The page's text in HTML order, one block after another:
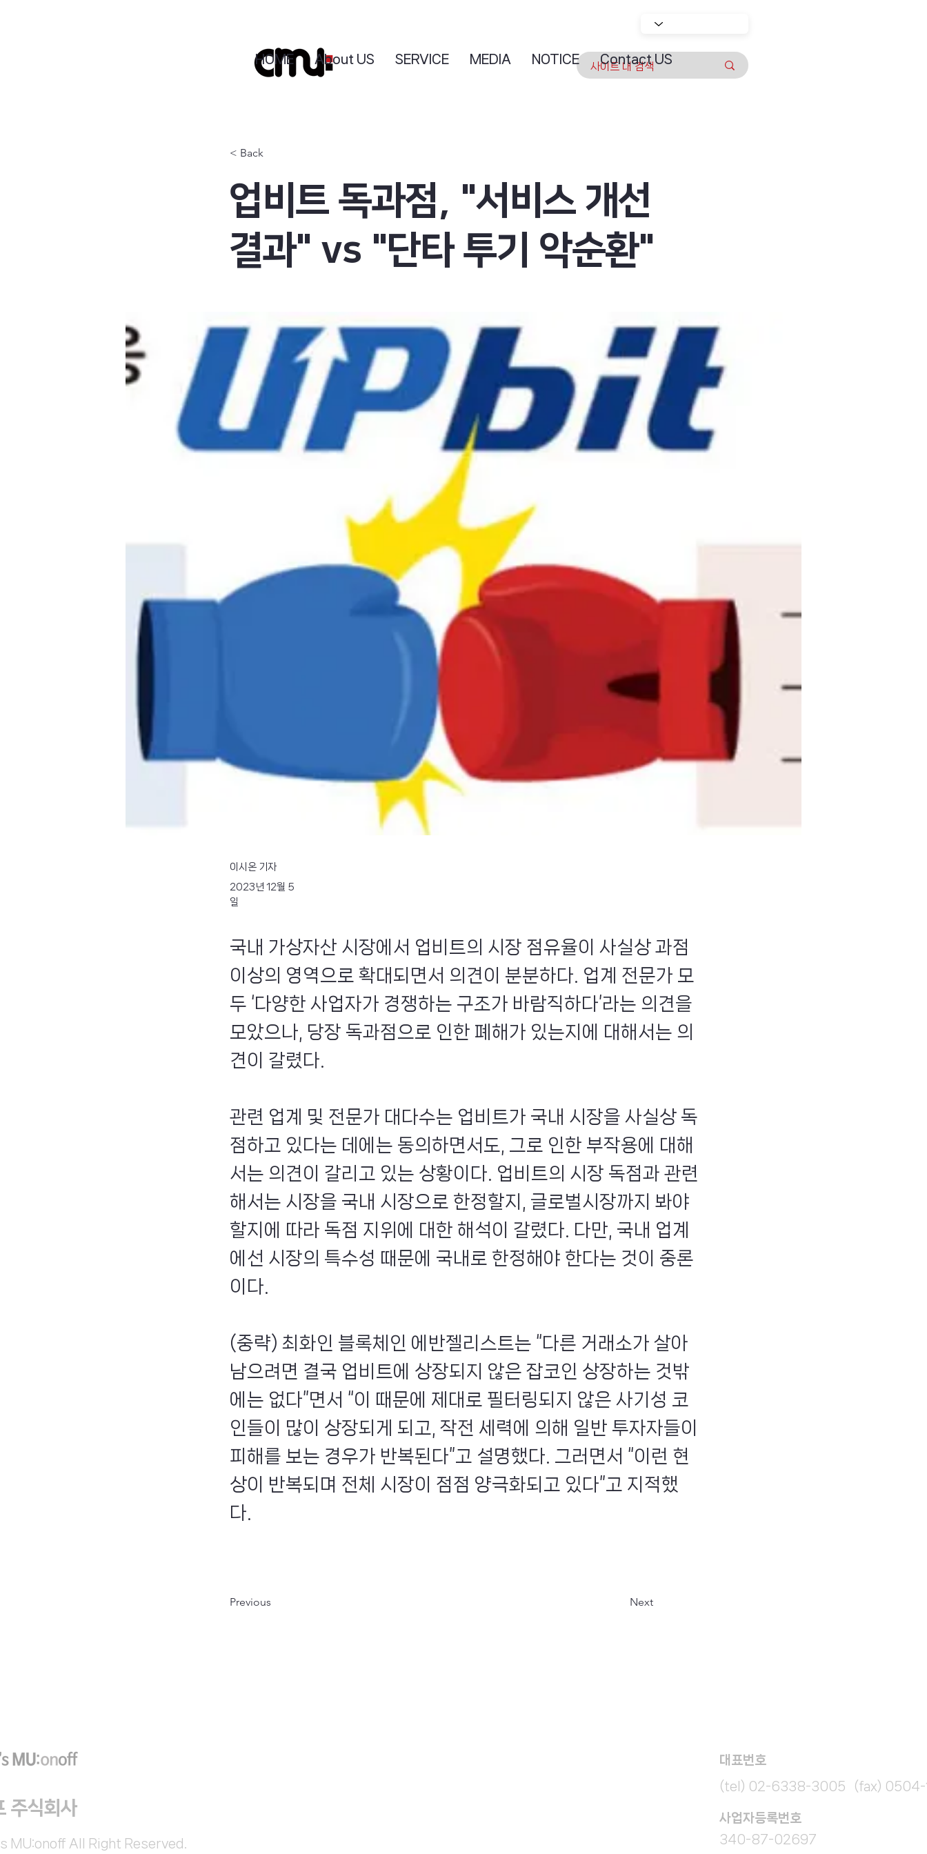
HOME About US SERVICE MEDIA NOTICE Contact US
< Back
업비트 독과점, "서비스 개선
결과" vs "단타 투기 악순환"
이시온 기자
2023년 12월 5
일
국내 가상자산 시장에서 업비트의 시장 점유율이 사실상 과점
이상의 영역으로 확대되면서 의견이 분분하다. 업계 전문가 모
두 ‘다양한 사업자가 경쟁하는 구조가 바람직하다’라는 의견을
모았으나, 당장 독과점으로 인한 폐해가 있는지에 대해서는 의
견이 갈렸다.
관련 업계 및 전문가 대다수는 업비트가 국내 시장을 사실상 독
점하고 있다는 데에는 동의하면서도, 그로 인한 부작용에 대해
서는 의견이 갈리고 있는 상황이다. 업비트의 시장 독점과 관련
해서는 시장을 국내 시장으로 한정할지, 글로벌시장까지 봐야
할지에 따라 독점 지위에 대한 해석이 갈렸다. 다만, 국내 업계
에선 시장의 특수성 때문에 국내로 한정해야 한다는 것이 중론
이다.
(중략) 최화인 블록체인 에반젤리스트는 “다른 거래소가 살아
남으려면 결국 업비트에 상장되지 않은 잡코인 상장하는 것밖
에는 없다”면서 “이 때문에 제대로 필터링되지 않은 사기성 코
인들이 많이 상장되게 되고, 작전 세력에 의해 일반 투자자들이
피해를 보는 경우가 반복된다”고 설명했다. 그러면서 “이런 현
상이 반복되며 전체 시장이 점점 양극화되고 있다”고 지적했
다.
Previous Next
주식회사
MU:onoff All Right Reserved.
대표번호
(tel) 02-6338-3005 (fax) 0504-
​사업자등록번호
340-87-02697